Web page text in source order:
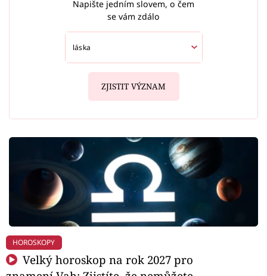
Napište jedním slovem, o čem
se vám zdálo
ZJISTIT VÝZNAM
HOROSKOPY
Velký horoskop na rok 2027 pro